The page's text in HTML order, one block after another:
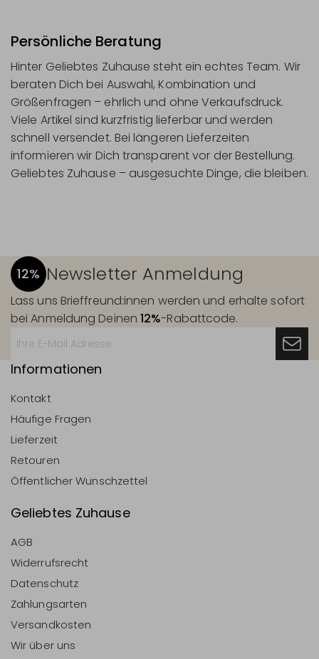
Persönliche Beratung
Hinter Geliebtes Zuhause steht ein echtes Team. Wir
beraten Dich bei Auswahl, Kombination und
Größenfragen – ehrlich und ohne Verkaufsdruck.
Viele Artikel sind kurzfristig lieferbar und werden
schnell versendet. Bei längeren Lieferzeiten
informieren wir Dich transparent vor der Bestellung.
Geliebtes Zuhause – ausgesuchte Dinge, die bleiben.
12% Newsletter Anmeldung
Lass uns Brieffreund:innen werden und erhalte sofort
bei Anmeldung Deinen12%-Rabattcode.
Informationen
Kontakt
Häufige Fragen
Lieferzeit
Retouren
Öffentlicher Wunschzettel
Geliebtes Zuhause
AGB
Widerrufsrecht
Datenschutz
Zahlungsarten
Versandkosten
Wir über uns